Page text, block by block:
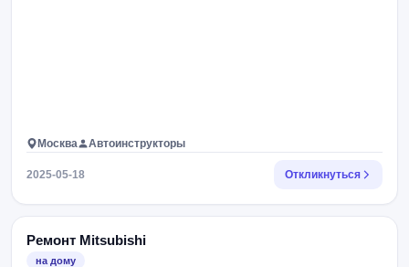
Москва Автоинструкторы
2025-05-18 Откликнуться
Ремонт Mitsubishi
на дому